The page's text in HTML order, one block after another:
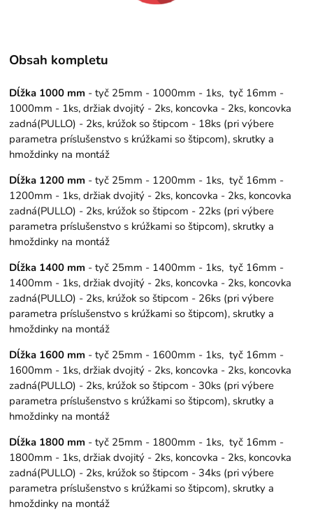
Obsah kompletu
Dĺžka 1000 mm - tyč 25mm - 1000mm - 1ks, tyč 16mm -
1000mm - 1ks, držiak dvojitý - 2ks, koncovka - 2ks, koncovka
zadná(PULLO) - 2ks, krúžok so štipcom - 18ks (pri výbere
parametra príslušenstvo s krúžkami so štipcom), skrutky a
hmoždinky na montáž
Dĺžka 1200 mm - tyč 25mm - 1200mm - 1ks, tyč 16mm -
1200mm - 1ks, držiak dvojitý - 2ks, koncovka - 2ks, koncovka
zadná(PULLO) - 2ks, krúžok so štipcom - 22ks (pri výbere
parametra príslušenstvo s krúžkami so štipcom), skrutky a
hmoždinky na montáž
Dĺžka 1400 mm - tyč 25mm - 1400mm - 1ks, tyč 16mm -
1400mm - 1ks, držiak dvojitý - 2ks, koncovka - 2ks, koncovka
zadná(PULLO) - 2ks, krúžok so štipcom - 26ks (pri výbere
parametra príslušenstvo s krúžkami so štipcom), skrutky a
hmoždinky na montáž
Dĺžka 1600 mm - tyč 25mm - 1600mm - 1ks, tyč 16mm -
1600mm - 1ks, držiak dvojitý - 2ks, koncovka - 2ks, koncovka
zadná(PULLO) - 2ks, krúžok so štipcom - 30ks (pri výbere
parametra príslušenstvo s krúžkami so štipcom), skrutky a
hmoždinky na montáž
Dĺžka 1800 mm - tyč 25mm - 1800mm - 1ks, tyč 16mm -
1800mm - 1ks, držiak dvojitý - 2ks, koncovka - 2ks, koncovka
zadná(PULLO) - 2ks, krúžok so štipcom - 34ks (pri výbere
parametra príslušenstvo s krúžkami so štipcom), skrutky a
hmoždinky na montáž